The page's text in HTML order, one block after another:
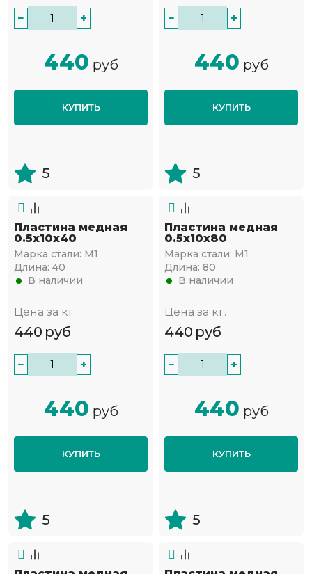
− +
440 руб
КУПИТЬ
5
− +
440 руб
КУПИТЬ
5
Пластина медная
0.5х10х40
Марка стали: М1
Длина: 40
В наличии
Цена за кг.
440 руб
− +
440 руб
КУПИТЬ
5
Пластина медная
0.5х10х80
Марка стали: М1
Длина: 80
В наличии
Цена за кг.
440 руб
− +
440 руб
КУПИТЬ
5